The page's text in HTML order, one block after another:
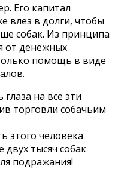
Его капитал
влез в долги, чтобы
собак. Из принципа
от денежных
помощь в виде
на все эти
торговли собачьим
этого человека
тысяч собак
подражания!